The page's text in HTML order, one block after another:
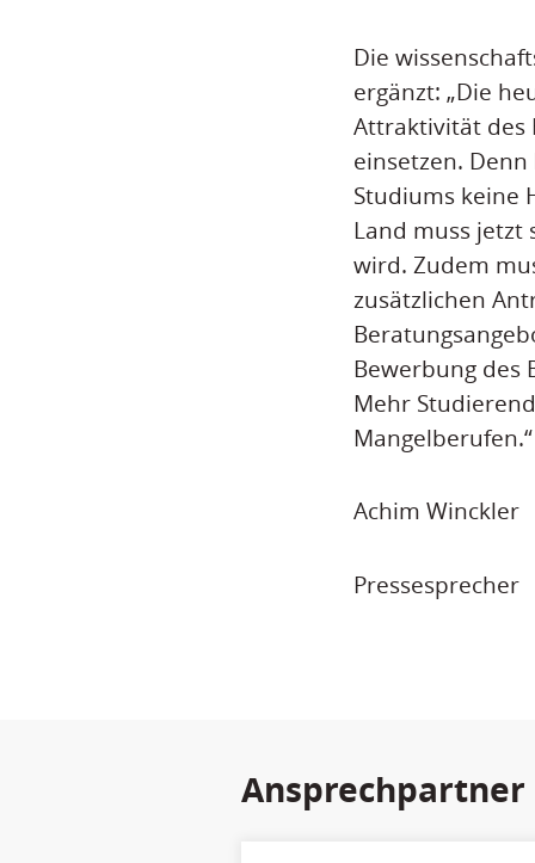
Die
ergänzt: „Die
Attraktivität des
einsetzen.
Studiums keine
Land muss jetzt
wird. Zudem
zusätzlichen
Bewerbung des
Mehr
Mangelberufen.“
Achim Winckler
Pressesprecher
Ansprechpartner